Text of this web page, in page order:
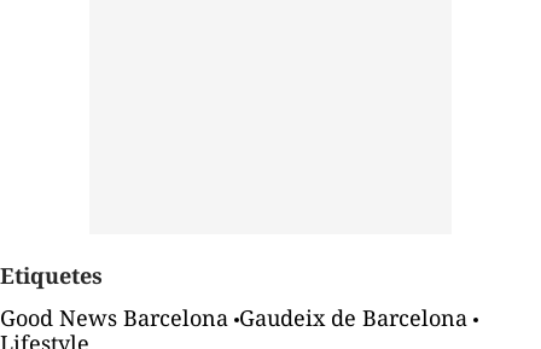
Etiquetes
Good News Barcelona Gaudeix de Barcelona
Lifestyle